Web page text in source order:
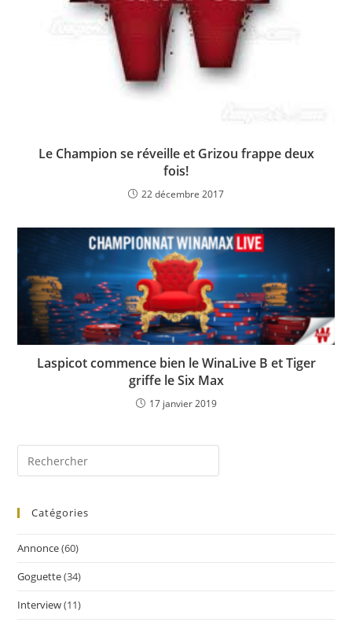
Le Champion se réveille et Grizou frappe deux
fois!
22 décembre 2017
Laspicot commence bien le WinaLive B et Tiger
griffe le Six Max
17 janvier 2019
Catégories
Annonce(60)
Goguette(34)
Interview(11)